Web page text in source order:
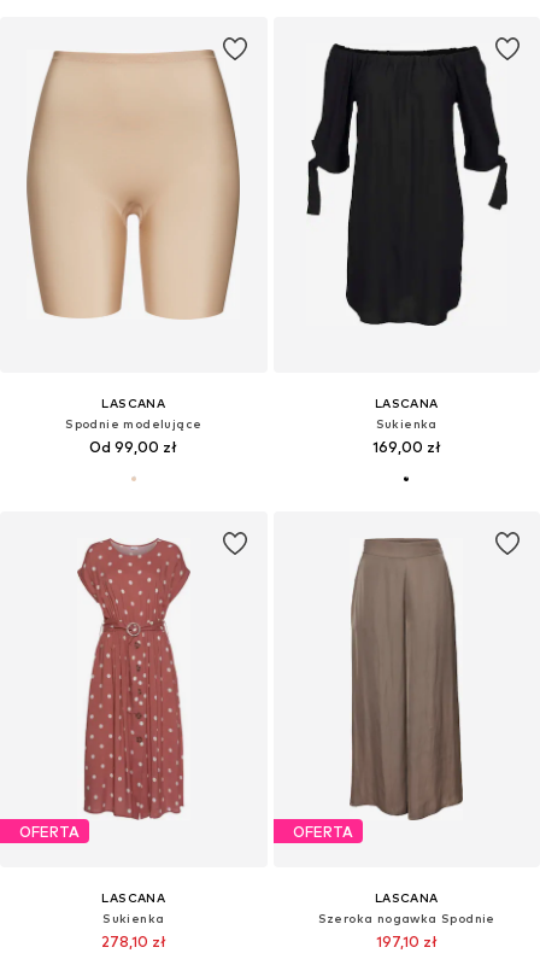
LASCANA
Spodnie modelujące
Od 99,00 zł
LASCANA
Sukienka
169,00 zł
OFERTA
LASCANA
Sukienka
278,10 zł
OFERTA
LASCANA
Szeroka nogawka Spodnie
197,10 zł